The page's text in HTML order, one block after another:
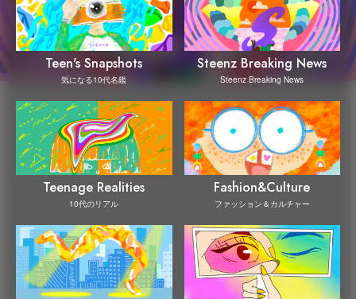
Teen's Snapshots
気になる10代名鑑
Steenz Breaking News
Steenz Breaking News
Teenage Realities
10代のリアル
Fashion&Culture
ファッション＆カルチャー